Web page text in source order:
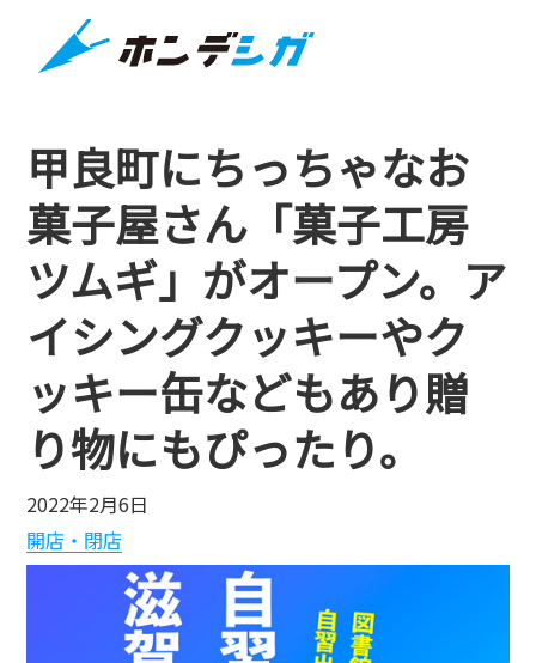
甲良町にちっちゃなお
菓子屋さん「菓子工房
ツムギ」がオープン。ア
イシングクッキーやク
ッキー缶などもあり贈
り物にもぴったり。
2022年2月6日
開店・閉店